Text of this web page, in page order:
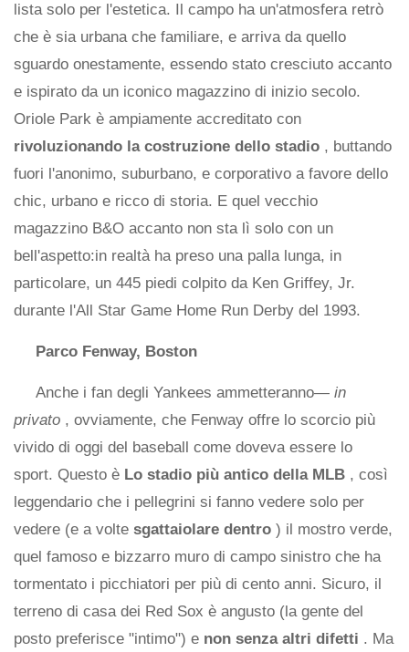
lista solo per l'estetica. Il campo ha un'atmosfera retrò
che è sia urbana che familiare, e arriva da quello
sguardo onestamente, essendo stato cresciuto accanto
e ispirato da un iconico magazzino di inizio secolo.
Oriole Park è ampiamente accreditato con
rivoluzionando la costruzione dello stadio , buttando
fuori l'anonimo, suburbano, e corporativo a favore dello
chic, urbano e ricco di storia. E quel vecchio
magazzino B&O accanto non sta lì solo con un
bell'aspetto:in realtà ha preso una palla lunga, in
particolare, un 445 piedi colpito da Ken Griffey, Jr.
durante l'All Star Game Home Run Derby del 1993.
Parco Fenway, Boston
Anche i fan degli Yankees ammetteranno— in
privato , ovviamente, che Fenway offre lo scorcio più
vivido di oggi del baseball come doveva essere lo
sport. Questo è Lo stadio più antico della MLB , così
leggendario che i pellegrini si fanno vedere solo per
vedere (e a volte sgattaiolare dentro ) il mostro verde,
quel famoso e bizzarro muro di campo sinistro che ha
tormentato i picchiatori per più di cento anni. Sicuro, il
terreno di casa dei Red Sox è angusto (la gente del
posto preferisce "intimo") e non senza altri difetti . Ma